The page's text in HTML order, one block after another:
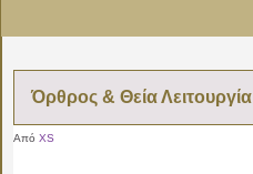
Όρθρος & Θεία
Από XS